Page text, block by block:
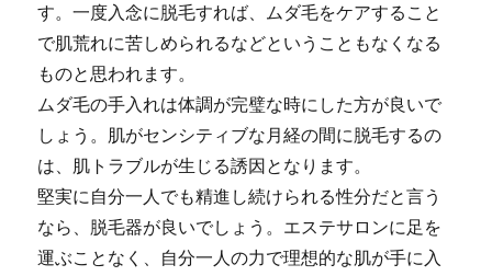
す。一度入念に脱毛すれば、ムダ毛をケアすること
で肌荒れに苦しめられるなどということもなくなる
ものと思われます。
ムダ毛の手入れは体調が完璧な時にした方が良いで
しょう。肌がセンシティブな月経の間に脱毛するの
は、肌トラブルが生じる誘因となります。
堅実に自分一人でも精進し続けられる性分だと言う
なら、脱毛器が良いでしょう。エステサロンに足を
運ぶことなく、自分一人の力で理想的な肌が手に入